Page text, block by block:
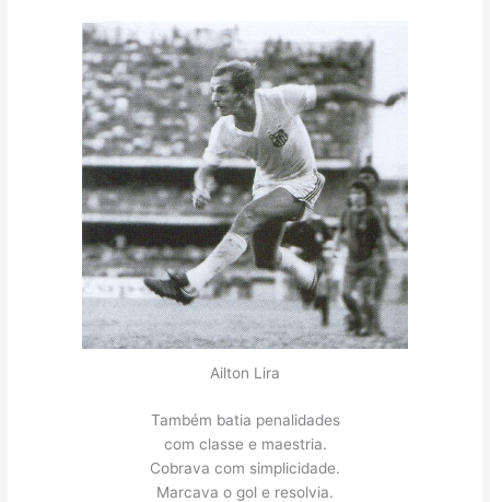
Ailton Lira
Também batia penalidades
com classe e maestria.
Cobrava com simplicidade.
Marcava o gol e resolvia.